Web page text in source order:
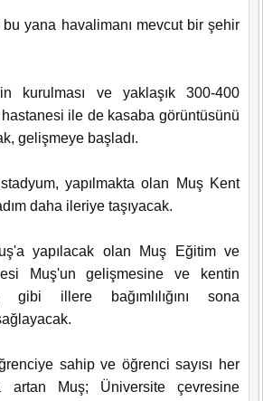
yana havalimanı mevcut bir şehir
kurulması ve yaklaşık 300-400
ile de kasaba görüntüsünü
gelişmeye başladı.
yapılmakta olan Muş Kent
daha ileriye taşıyacak.
yapılacak olan Muş Eğitim ve
Muş'un gelişmesine ve kentin
gibi illere bağımlılığını sona
sahip ve öğrenci sayısı her
artan Muş; Üniversite çevresine